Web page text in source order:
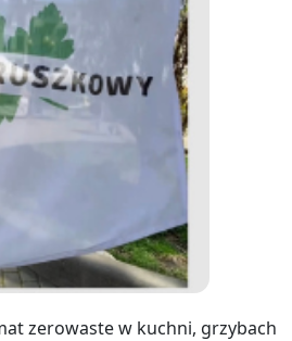
zerowaste w kuchni, grzybach